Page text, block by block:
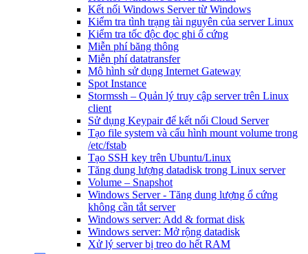
Kết nối Windows Server từ Windows
Kiểm tra tình trạng tài nguyên của server Linux
Kiểm tra tốc độc đọc ghi ổ cứng
Miễn phí băng thông
Miễn phí datatransfer
Mô hình sử dụng Internet Gateway
Spot Instance
Stormssh – Quản lý truy cập server trên Linux
client
Sử dụng Keypair để kết nối Cloud Server
Tạo file system và cấu hình mount volume trong
/etc/fstab
Tạo SSH key trên Ubuntu/Linux
Tăng dung lượng datadisk trong Linux server
Volume – Snapshot
Windows Server - Tăng dung lượng ổ cứng
không cần tắt server
Windows server: Add & format disk
Windows server: Mở rộng datadisk
Xử lý server bị treo do hết RAM